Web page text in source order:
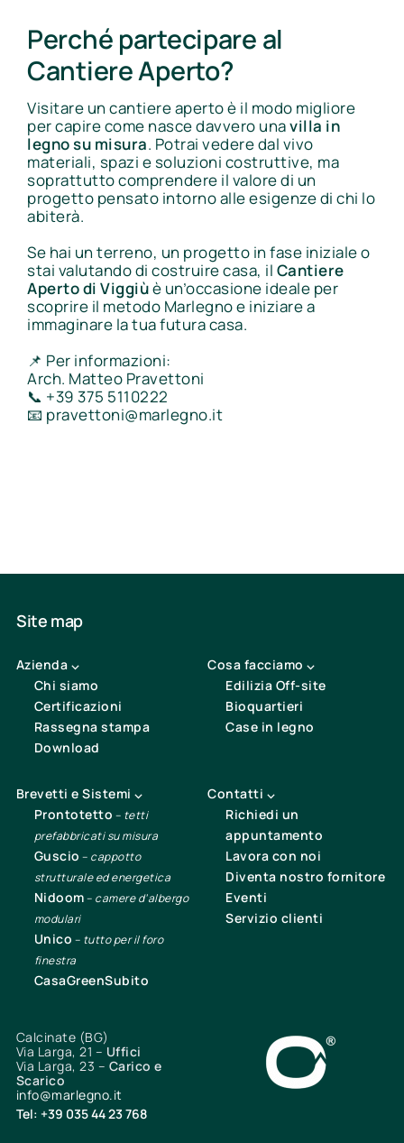
Perché partecipare al
Cantiere Aperto?
Visitare un cantiere aperto è il modo migliore
per capire come nasce davvero unavilla in
legno su misura. Potrai vedere dal vivo
materiali, spazi e soluzioni costruttive, ma
soprattutto comprendere il valore di un
progetto pensato intorno alle esigenze di chi lo
abiterà.
Se hai un terreno, un progetto in fase iniziale o
stai valutando di costruire casa, il Cantiere
Aperto di Viggiùè un’occasione ideale per
scoprire il metodo Marlegno e iniziare a
immaginare la tua futura casa.
📌 Per informazioni:
Arch. Matteo Pravettoni
📞 +39 375 5110222
📧 pravettoni@marlegno.it
Site map
Azienda ⌵
Chi siamo
Certificazioni
Rassegna stampa
Download
Cosa facciamo ⌵
Edilizia Off-site
Bioquartieri
Case in legno
Brevetti e Sistemi ⌵
Prontotetto – tetti
prefabbricati su misura
Guscio – cappotto
strutturale ed energetica
Nidoom– camere d’albergo
modulari
Unico – tutto per il foro
finestra
CasaGreenSubito
Contatti ⌵
Richiedi un
appuntamento
Lavora con noi
Diventa nostro fornitore
Eventi
Servizio clienti
Calcinate (BG)
Via Larga, 21 – Uffici
Via Larga, 23 – Carico e
Scarico
info@marlegno.it
Tel: +39 035 44 23 768